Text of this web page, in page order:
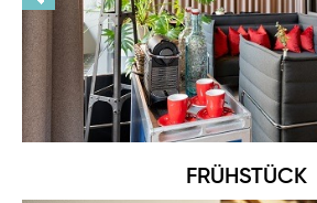
FRÜHSTÜCK